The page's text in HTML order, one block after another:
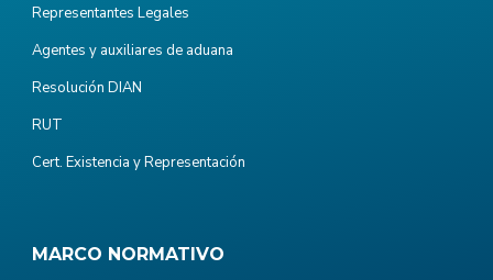
Representantes Legales
Agentes y auxiliares de aduana
Resolución DIAN
RUT
Cert. Existencia y Representación
MARCO NORMATIVO